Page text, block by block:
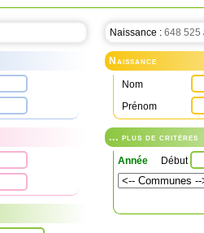
Naissance : 648 525
Naissance
Nom
Prénom
... plus de critères
Année Début